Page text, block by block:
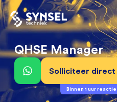
QHSE Manager
Solliciteer direct
Binnen 1 uur reactie